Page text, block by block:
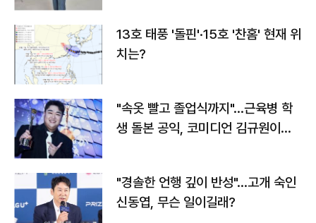
13호 태풍 '돌핀'·15호 '찬홈' 현재 위
치는?
"속옷 빨고 졸업식까지"…근육병 학
생 돌본 공익, 코미디언 김규원이었
"경솔한 언행 깊이 반성"…고개 숙인
신동엽, 무슨 일이길래?